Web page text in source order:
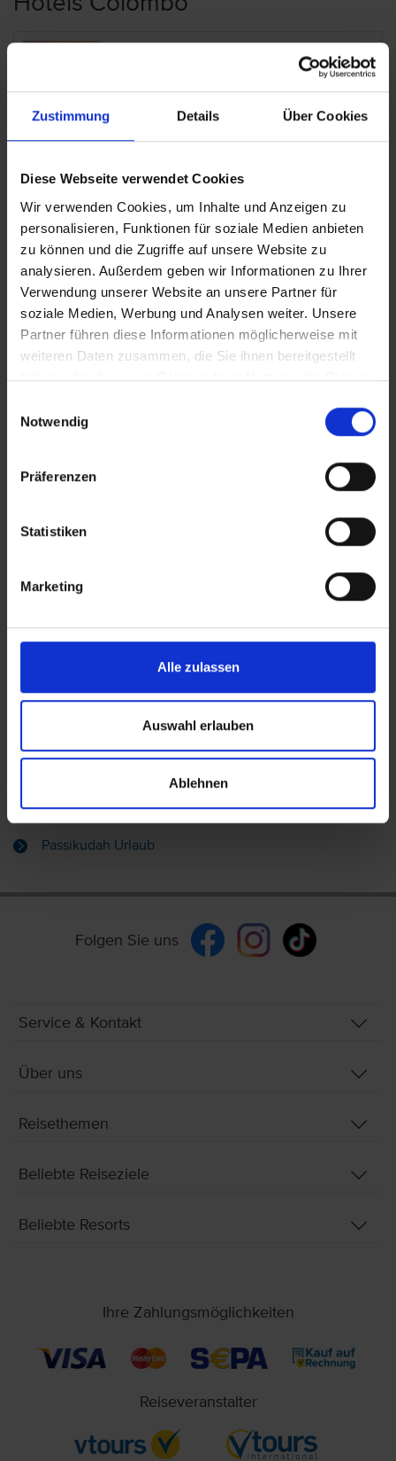
Zustimmung Details Über Cookies
Diese Webseite verwendet Cookies
Wir verwenden Cookies, um Inhalte und Anzeigen zu
personalisieren, Funktionen für soziale Medien anbieten
zu können und die Zugriffe auf unsere Website zu
analysieren. Außerdem geben wir Informationen zu Ihrer
Verwendung unserer Website an unsere Partner für
soziale Medien, Werbung und Analysen weiter. Unsere
Partner führen diese Informationen möglicherweise mit
weiteren Daten zusammen, die Sie ihnen bereitgestellt
haben oder die sie im Rahmen Ihrer Nutzung der Dienste
Notwendig
Präferenzen
Statistiken
Marketing
Alle zulassen
Auswahl erlauben
Ablehnen
Sri Lanka – Colombo
Cinnamon Lakeside
Sri Lanka – Colombo
Westprovinz
Cinnamon Red Colombo
Sri Lanka – Colombo
Diese Reiseziele könnten Sie auch
interessieren:
Koggala Urlaub Negombo Urlaub
Passikudah Urlaub
Folgen Sie uns
Service & Kontakt
Über uns
Reisethemen
Beliebte Reiseziele
Beliebte Resorts
Ihre Zahlungsmöglichkeiten
Reiseveranstalter